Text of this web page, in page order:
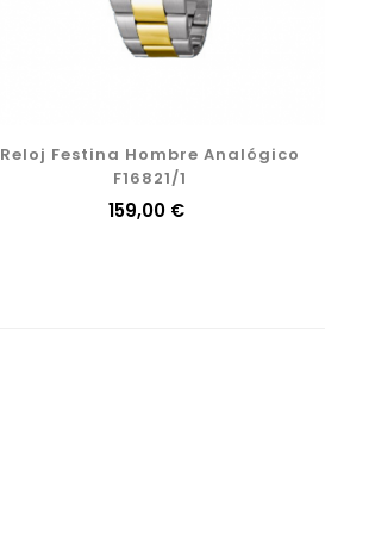
Reloj Festina Hombre Analógico
F16821/1
Precio
159,00 €